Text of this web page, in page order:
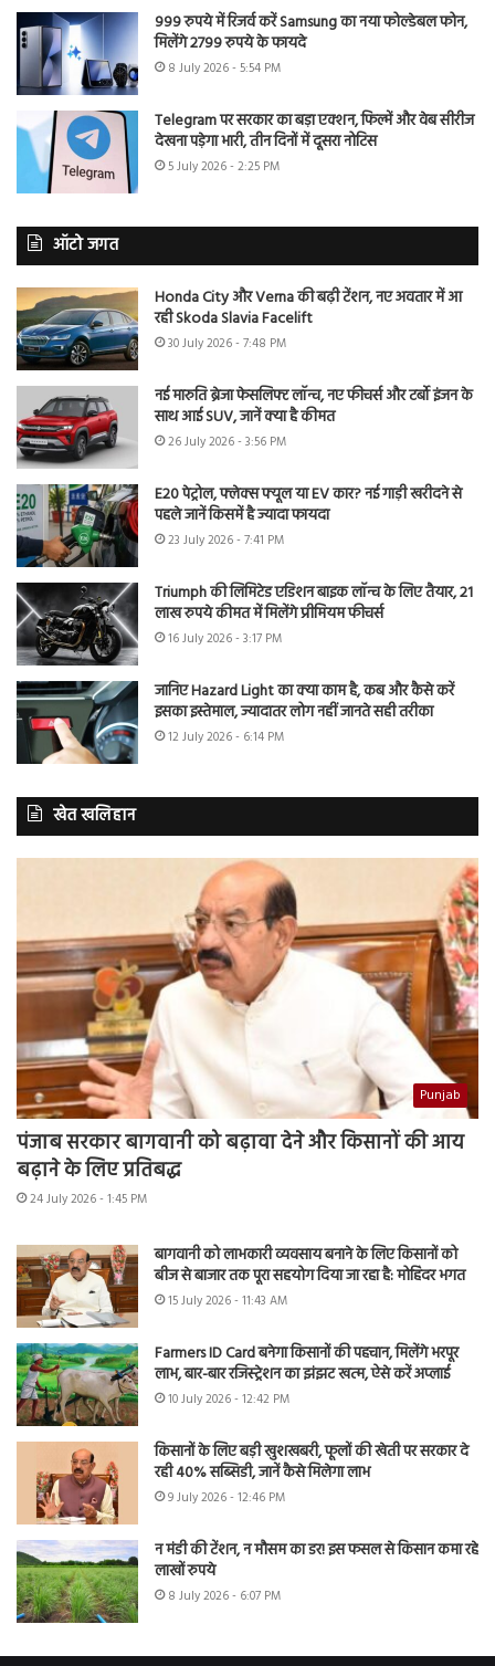
999 रुपये में रिजर्व करें Samsung का नया फोल्डेबल फोन,
मिलेंगे 2799 रुपये के फायदे
8 July 2026 - 5:54 PM
Telegram पर सरकार का बड़ा एक्शन, फिल्में और वेब सीरीज
देखना पड़ेगा भारी, तीन दिनों में दूसरा नोटिस
5 July 2026 - 2:25 PM
ऑटो जगत
Honda City और Verna की बढ़ी टेंशन, नए अवतार में आ
रही Skoda Slavia Facelift
30 July 2026 - 7:48 PM
नई मारुति ब्रेजा फेसलिफ्ट लॉन्च, नए फीचर्स और टर्बो इंजन के
साथ आई SUV, जानें क्या है कीमत
26 July 2026 - 3:56 PM
E20 पेट्रोल, फ्लेक्स फ्यूल या EV कार? नई गाड़ी खरीदने से
पहले जानें किसमें है ज्यादा फायदा
23 July 2026 - 7:41 PM
Triumph की लिमिटेड एडिशन बाइक लॉन्च के लिए तैयार, 21
लाख रुपये कीमत में मिलेंगे प्रीमियम फीचर्स
16 July 2026 - 3:17 PM
जानिए Hazard Light का क्या काम है, कब और कैसे करें
इसका इस्तेमाल, ज्यादातर लोग नहीं जानते सही तरीका
12 July 2026 - 6:14 PM
खेत खलिहान
Punjab
पंजाब सरकार बागवानी को बढ़ावा देने और किसानों की आय
बढ़ाने के लिए प्रतिबद्ध
24 July 2026 - 1:45 PM
बागवानी को लाभकारी व्यवसाय बनाने के लिए किसानों को
बीज से बाजार तक पूरा सहयोग दिया जा रहा है: मोहिंदर भगत
15 July 2026 - 11:43 AM
Farmers ID Card बनेगा किसानों की पहचान, मिलेंगे भरपूर
लाभ, बार-बार रजिस्ट्रेशन का झंझट खत्म, ऐसे करें अप्लाई
10 July 2026 - 12:42 PM
किसानों के लिए बड़ी खुशखबरी, फूलों की खेती पर सरकार दे
रही 40% सब्सिडी, जानें कैसे मिलेगा लाभ
9 July 2026 - 12:46 PM
न मंडी की टेंशन, न मौसम का डर! इस फसल से किसान कमा रहे
लाखों रुपये
8 July 2026 - 6:07 PM